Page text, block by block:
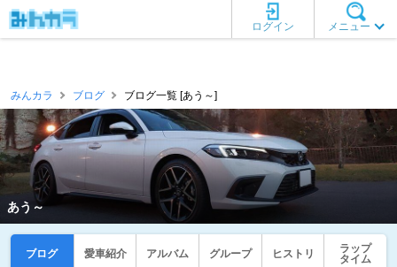
メニュー
ログイン
みんカラ ブログ ブログ一覧 [あう～]
あう～
ブログ 愛車紹介 アルバム グループ ヒストリ
ラップ
タイム